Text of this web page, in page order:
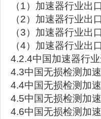
（1）加速器行业出
（2）加速器行业出
（3）加速器行业出
（4）加速器行业出
4.2.4中国加速器行
4.3中国无损检测加
4.4中国无损检测加
4.5中国无损检测加
4.6中国无损检测加